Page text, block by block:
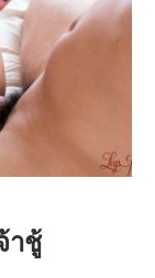
าชู้